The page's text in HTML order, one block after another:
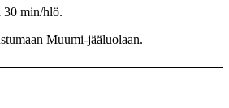
30 min/hlö.
Muumi-jääluolaan.